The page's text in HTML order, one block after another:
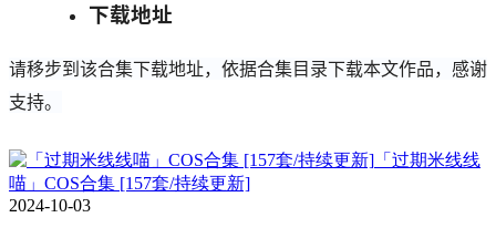
下载地址
请移步到该合集下载地址，依据合集目录下载本文作品，感谢
支持。
「过期米线线
喵」COS合集 [157套/持续更新]
2024-10-03